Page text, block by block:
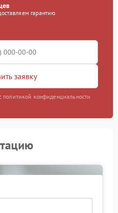
гарантию
заявку
политикой конфиденциальности